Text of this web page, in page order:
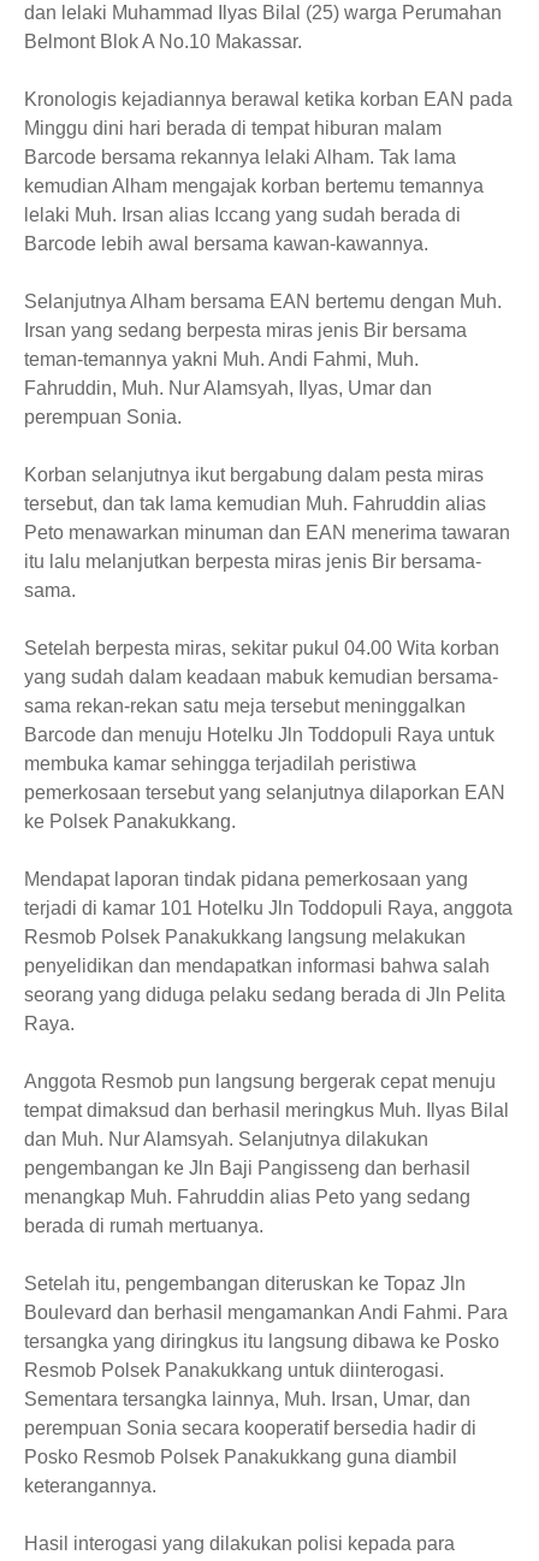
dan lelaki Muhammad Ilyas Bilal (25) warga Perumahan
Belmont Blok A No.10 Makassar.
Kronologis kejadiannya berawal ketika korban EAN pada
Minggu dini hari berada di tempat hiburan malam
Barcode bersama rekannya lelaki Alham. Tak lama
kemudian Alham mengajak korban bertemu temannya
lelaki Muh. Irsan alias Iccang yang sudah berada di
Barcode lebih awal bersama kawan-kawannya.
Selanjutnya Alham bersama EAN bertemu dengan Muh.
Irsan yang sedang berpesta miras jenis Bir bersama
teman-temannya yakni Muh. Andi Fahmi, Muh.
Fahruddin, Muh. Nur Alamsyah, Ilyas, Umar dan
perempuan Sonia.
Korban selanjutnya ikut bergabung dalam pesta miras
tersebut, dan tak lama kemudian Muh. Fahruddin alias
Peto menawarkan minuman dan EAN menerima tawaran
itu lalu melanjutkan berpesta miras jenis Bir bersama-
sama.
Setelah berpesta miras, sekitar pukul 04.00 Wita korban
yang sudah dalam keadaan mabuk kemudian bersama-
sama rekan-rekan satu meja tersebut meninggalkan
Barcode dan menuju Hotelku Jln Toddopuli Raya untuk
membuka kamar sehingga terjadilah peristiwa
pemerkosaan tersebut yang selanjutnya dilaporkan EAN
ke Polsek Panakukkang.
Mendapat laporan tindak pidana pemerkosaan yang
terjadi di kamar 101 Hotelku Jln Toddopuli Raya, anggota
Resmob Polsek Panakukkang langsung melakukan
penyelidikan dan mendapatkan informasi bahwa salah
seorang yang diduga pelaku sedang berada di Jln Pelita
Raya.
Anggota Resmob pun langsung bergerak cepat menuju
tempat dimaksud dan berhasil meringkus Muh. Ilyas Bilal
dan Muh. Nur Alamsyah. Selanjutnya dilakukan
pengembangan ke Jln Baji Pangisseng dan berhasil
menangkap Muh. Fahruddin alias Peto yang sedang
berada di rumah mertuanya.
Setelah itu, pengembangan diteruskan ke Topaz Jln
Boulevard dan berhasil mengamankan Andi Fahmi. Para
tersangka yang diringkus itu langsung dibawa ke Posko
Resmob Polsek Panakukkang untuk diinterogasi.
Sementara tersangka lainnya, Muh. Irsan, Umar, dan
perempuan Sonia secara kooperatif bersedia hadir di
Posko Resmob Polsek Panakukkang guna diambil
keterangannya.
Hasil interogasi yang dilakukan polisi kepada para